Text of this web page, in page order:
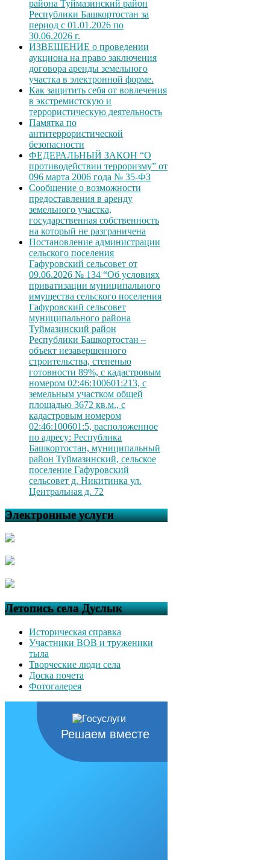
района Туймазинский район
Республики Башкортостан за
период с 01.01.2026 по
30.06.2026 г.
ИЗВЕЩЕНИЕ о проведении
аукциона на право заключения
договора аренды земельного
участка в электронной форме.
Как защитить себя от вовлечения
в экстремистскую и
террористическую деятельность
Памятка по
антитеррористической
безопасности
ФЕДЕРАЛЬНЫЙ ЗАКОН “О
противодействии терроризму” от
096 марта 2006 года № 35-ФЗ
Сообщение о возможности
предоставления в аренду
земельного участка,
государственная собственность
на который не разграничена
Постановление администрации
сельского поселения
Гафуровский сельсовет от
09.06.2026 № 134 “Об условиях
приватизации муниципального
имущества сельского поселения
Гафуровский сельсовет
муниципального района
Туймазинский район
Республики Башкортостан –
объект незавершенного
строительства, степенью
готовности 89%, с кадастровым
номером 02:46:100601:213, с
земельным участком общей
площадью 3672 кв.м., с
кадастровым номером
02:46:100601:5, расположенное
по адресу: Республика
Башкортостан, муниципальный
район Туймазинский, сельское
поселение Гафуровский
сельсовет д. Никитинка ул.
Центральная д. 72
Электронные услуги
Летопись села Дуслык
Историческая справка
Участники ВОВ и труженики
тыла
Творческие люди села
Доска почета
Фотогалерея
Решаем вместе